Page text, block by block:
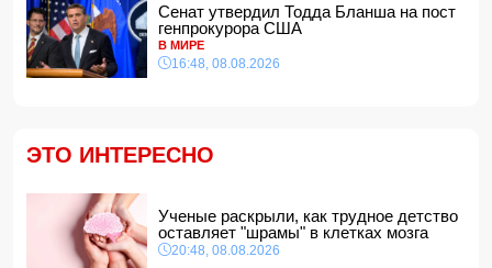
Рубио: США выделили $201 млн на развитие частных
инвестиций в Закавказье
21:16, 08.08.2026
Ученые раскрыли, как трудное детство оставляет
20:48, 08.08.2026
Месси получил наибольшее количество угроз во время
ЧМ-2026
20:28, 08.08.2026
Сенат утвердил Тодда Бланша на пост
генпрокурора США
В МИРЕ
16:48, 08.08.2026
ЭТО ИНТЕРЕСНО
Ученые раскрыли, как трудное детство
оставляет "шрамы" в клетках мозга
20:48, 08.08.2026